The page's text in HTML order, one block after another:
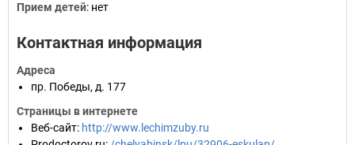
Прием детей: нет
Контактная информация
Адреса
пр. Победы, д. 177
Страницы в интернете
Веб-сайт: http://www.lechimzuby.ru